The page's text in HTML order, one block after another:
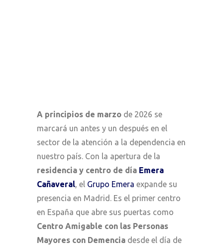
A principios de marzo de 2026 se
marcará un antes y un después en el
sector de la atención a la dependencia en
nuestro país. Con la apertura de la
residencia y centro de día Emera
Cañaveral, el Grupo Emera expande su
presencia en Madrid. Es el primer centro
en España que abre sus puertas como
Centro Amigable con las Personas
Mayores con Demencia desde el día de